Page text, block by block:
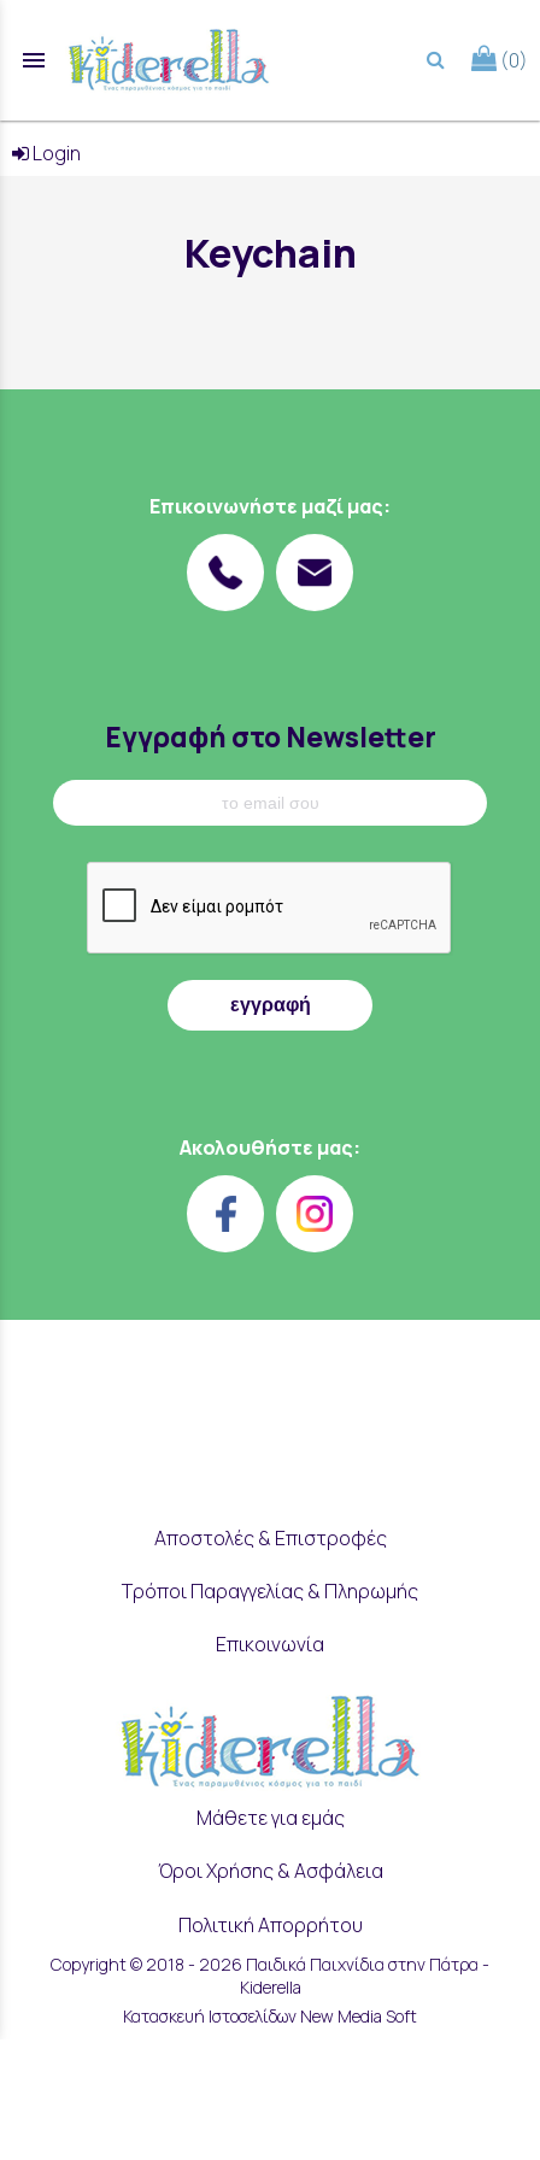
menu (0)
Login
Keychain
Επικοινωνήστε μαζί μας:
Εγγραφή στο Newsletter
εγγραφή
Ακολουθήστε μας:
Αποστολές & Επιστροφές
Τρόποι Παραγγελίας & Πληρωμής
Επικοινωνία
Μάθετε για εμάς
Όροι Χρήσης & Ασφάλεια
Πολιτική Απορρήτου
Ρυθμίσεις Cookies
Copyright © 2018 - 2026 Παιδικά Παιχνίδια στην Πάτρα -
Kiderella
Κατασκευή Ιστοσελίδων New Media Soft